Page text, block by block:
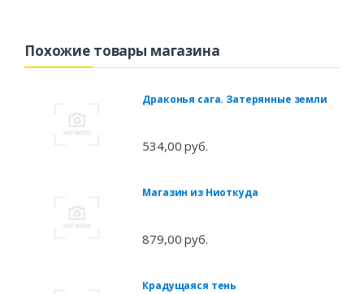
Похожие товары магазина
Драконья сага. Затерянные земли
534,00 руб.
Магазин из Ниоткуда
879,00 руб.
Крадущаяся тень